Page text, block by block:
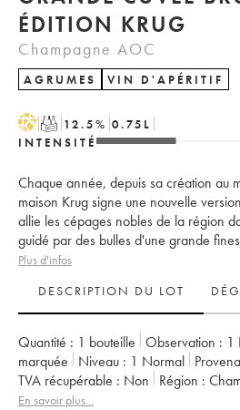
ÉDITION KRUG
Champagne AOC
AGRUMES VIN D'APÉRITIF
HT 12.5% 0.75 L
INTENSITÉ
Chaque année, depuis sa création au
maison Krug signe une nouvelle
allie les cépages nobles de la région
guidé par des bulles d'une grande
Plus d'infos
DESCRIPTION DU LOT
Quantité : 1 bouteille Observation : 1
marquée
Niveau : 1 Normal
TVA récupérable :
non Région :
Appellation :
En savoir plus...